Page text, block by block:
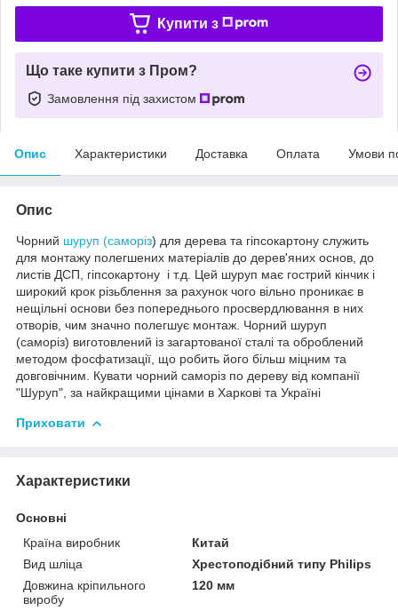
Купити з
Що таке купити з Пром?
Замовлення під захистом
Опис Характеристики Доставка Оплата Умови
Опис
Чорний шуруп (саморіз) для дерева та гіпсокартону служить
для монтажу полегшених матеріалів до дерев'яних основ, до
листів ДСП, гіпсокартону і т.д. Цей шуруп має гострий кінчик і
широкий крок різьблення за рахунок чого вільно проникає в
нещільні основи без попереднього просвердлювання в них
отворів, чим значно полегшує монтаж. Чорний шуруп
(саморіз) виготовлений із загартованої сталі та оброблений
методом фосфатизації, що робить його більш міцним та
довговічним. Кувати чорний саморіз по дереву від компанії
"Шуруп", за найкращими цінами в Харкові та Україні
Приховати
Характеристики
Основні
Країна виробник
Китай
Вид шліца
Хрестоподібний типу Philips
Довжина кріпильного
виробу
120 мм